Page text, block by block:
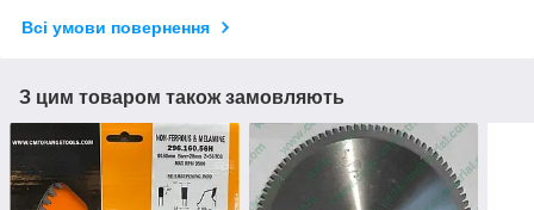
Всі умови повернення
З цим товаром також замовляють